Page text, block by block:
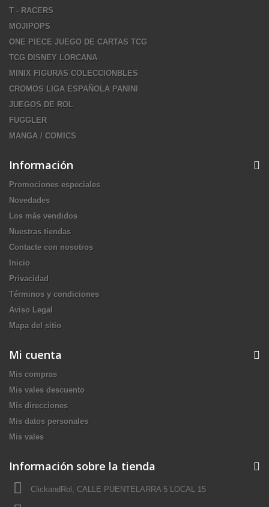
T - RACERS
MOJIPOPS
ONE PIECE JUEGO DE CARTAS TCG
TCG DISNEY LORCANA
MINIX FIGURAS COLECCIONBLES
CROMOS LIGA ESPAÑOLA PANINI
JUEGOS DE ROL
FUGGLER
MANGA / COMICS
Información
Promociones especiales
Novedades
Los más vendidos
Nuestras tiendas
Contacte con nosotros
Inicio
Privacidad
Términos y condiciones
Aviso Legal
Mapa del sitio
Mi cuenta
Mis compras
Mis vales descuento
Mis direcciones
Mis datos personales
Mis vales
Información sobre la tienda
ClickandRol, CALLE PUENTELARRA 5 LOCAL 15